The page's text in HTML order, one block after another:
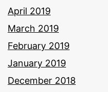
April 2019
March 2019
February 2019
January 2019
December 2018